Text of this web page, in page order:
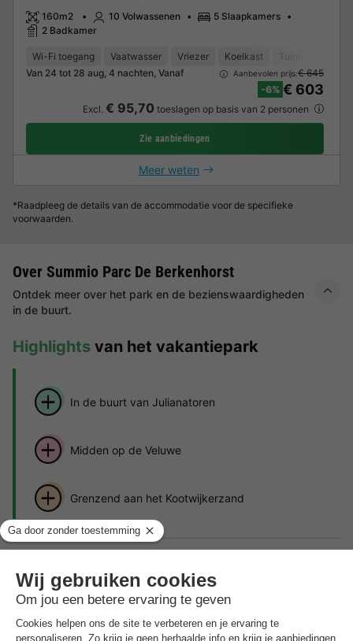
160m2 10 Volwassenen
5 Slaapkamers
2 Badkamer
Wi-Fi toegang Vaatwasser Vriezer Koelkast
Van 24 tot 28 aug, 4 nachten, Vanaf
Aanbevolen prijs:€ 645
-6% € 603
Excl. € 95,70 toeslagen op basis van 2 personen
Zie aanbiedingen
Meer weten
*Raadpleeg de details van de accommodatie voor de specifieke
voorwaarden.
Over Summio Parc De Berkenhorst
Ontdek meer over het park en de bezienswaardigheden
in de buurt.
Highlights van het vakantiepark
In de buurt van Julianatoren
Midden op de Veluwe
Grenzend aan het Kootwijkerzand
Nederlandse Veluwe, ligt het autovrije vakantiepark Summio
Parc De Berkenhorst. Direct grenzend aan het grootste
wandelzandgebied van West-Europa - het indrukwekkende